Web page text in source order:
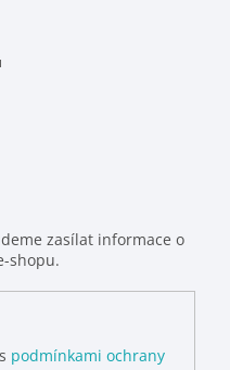
zasílat informace o
shopu.
podmínkami ochrany